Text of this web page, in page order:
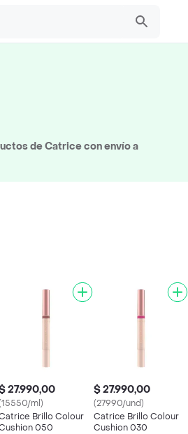
de Catrice con envío a
27.990,00
ml)
Brillo Colour
050
$ 27.990,00
(27990/und)
Catrice Brillo Colour
Cushion 030